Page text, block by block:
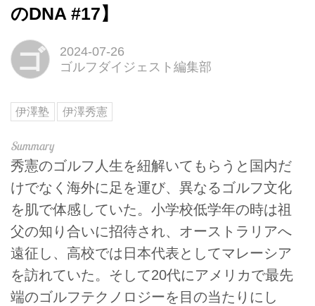
のDNA #17】
ゴ
2024-07-26
ゴルフダイジェスト編集部
伊澤塾 伊澤秀憲
秀憲のゴルフ人生を紐解いてもらうと国内だ
けでなく海外に足を運び、異なるゴルフ文化
を肌で体感していた。小学校低学年の時は祖
父の知り合いに招待され、オーストラリアへ
遠征し、高校では日本代表としてマレーシア
を訪れていた。そして20代にアメリカで最先
端のゴルフテクノロジーを目の当たりにし